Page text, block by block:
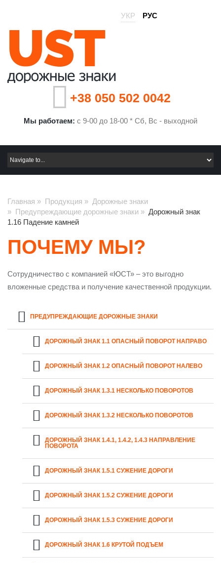
РУС
УКР
+38 050 502 0042
Мы работаем: с 9-00 до 18-00 * Сб, Вс - выходной
Главная » Продукция » Дорожные знаки
» Предупреждающие дорожные знаки » Дорожный знак
1.16 Падение камней
ПОЧЕМУ МЫ?
Сотрудничество с компанией «ЮСТ» – это выгодно
вложенные средства и получение качественной продукции.
ПРЕДУПРЕЖДАЮЩИЕ ДОРОЖНЫЕ ЗНАКИ
ДОРОЖНЫЙ ЗНАК 1.1 ОПАСНЫЙ ПОВОРОТ НАПРАВО
ДОРОЖНЫЙ ЗНАК 1.2 ОПАСНЫЙ ПОВОРОТ НАЛЕВО
ДОРОЖНЫЙ ЗНАК 1.3.1 НЕСКОЛЬКО ПОВОРОТОВ
ДОРОЖНЫЙ ЗНАК 1.3.2 НЕСКОЛЬКО ПОВОРОТОВ
ДОРОЖНЫЙ ЗНАК 1.4.1, 1.4.2, 1.4.3 НАПРАВЛЕНИЕ
ПОВОРОТА
ДОРОЖНЫЙ ЗНАК 1.5.1 СУЖЕНИЕ ДОРОГИ
ДОРОЖНЫЙ ЗНАК 1.5.2 СУЖЕНИЕ ДОРОГИ
ДОРОЖНЫЙ ЗНАК 1.5.3 СУЖЕНИЕ ДОРОГИ
ДОРОЖНЫЙ ЗНАК 1.6 КРУТОЙ ПОДЪЕМ